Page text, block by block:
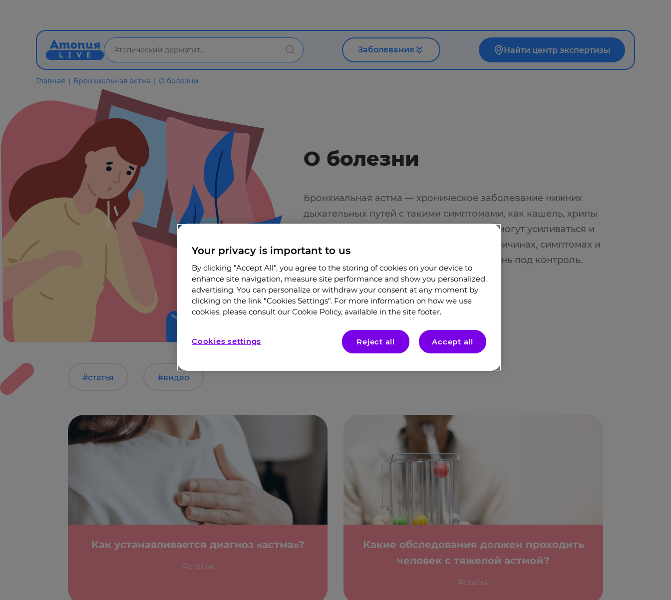
Заболевания Найти центр экспертизы
Главная Бронхиальная астма О болезни
О болезни
Бронхиальная астма — хроническое заболевание нижних
дыхательных путей с такими симптомами, как кашель, хрипы
и затрудненное дыхание. Эти симптомы могут усиливаться и
уменьшаться. Чем больше вы знаете о причинах, симптомах и
типах астмы, тем легче будет взять болезнь под контроль.
#статья #видео
Как устанавливается диагноз «астма»?
#статья
Какие обследования должен проходить
человек с тяжелой астмой?
#статья
Your privacy is important to us
By clicking "Accept All", you agree to the storing of cookies on your device to
enhance site navigation, measure site performance and show you personalized
advertising. You can personalize or withdraw your consent at any moment by
clicking on the link "Cookies Settings". For more information on how we use
cookies, please consult our Cookie Policy, available in the site footer.
Cookies settings Reject all Accept all